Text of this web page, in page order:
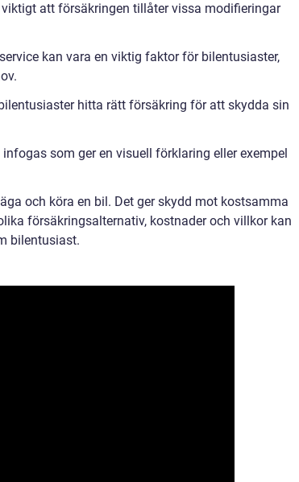
att försäkringen tillåter vissa modifieringar
kan vara en viktig faktor för bilentusiaster,
hitta rätt försäkring för att skydda sin
som ger en visuell förklaring eller exempel
och köra en bil. Det ger skydd mot kostsamma
försäkringsalternativ, kostnader och villkor kan
bilentusiast.